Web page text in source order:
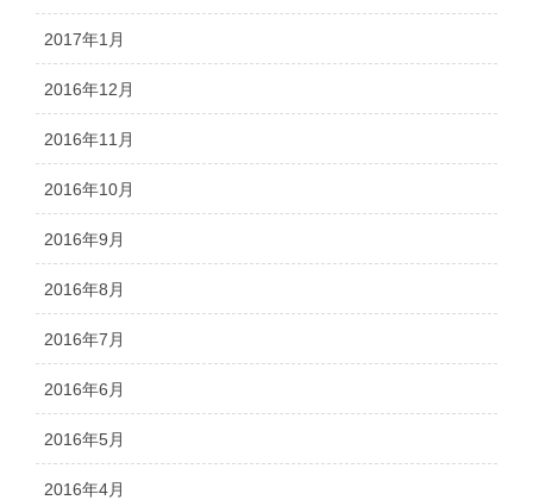
2017年1月
2016年12月
2016年11月
2016年10月
2016年9月
2016年8月
2016年7月
2016年6月
2016年5月
2016年4月